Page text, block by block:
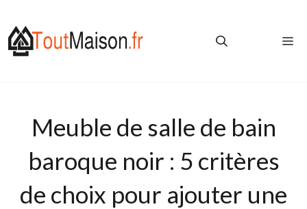
au
contenu
Meuble de salle de bain
baroque noir : 5 critères
de choix pour ajouter une